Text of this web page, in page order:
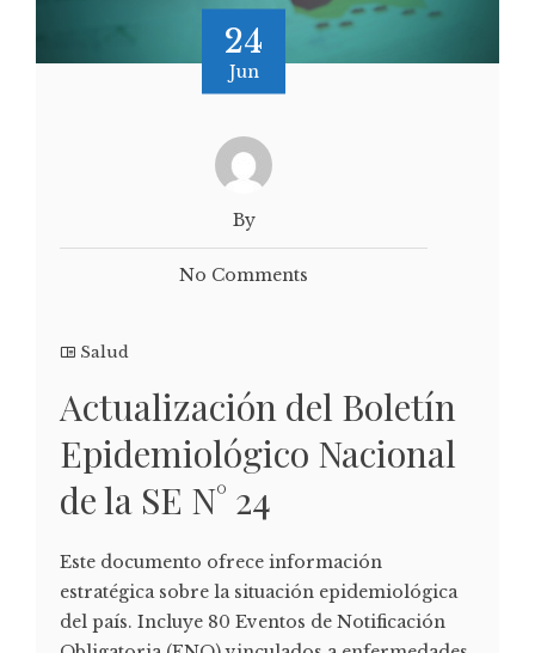
24
Jun
By
No Comments
Salud
Actualización del Boletín
Epidemiológico Nacional
de la SE N° 24
Este documento ofrece información
estratégica sobre la situación epidemiológica
del país. Incluye 80 Eventos de Notificación